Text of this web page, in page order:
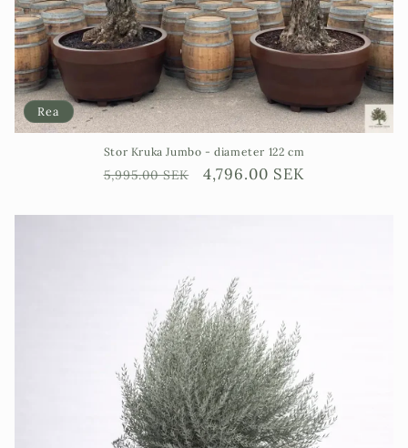
Rea
Stor Kruka Jumbo - diameter 122 cm
Ordinarie
5,995.00 SEK Försäljningspris
4,796.00 SEK